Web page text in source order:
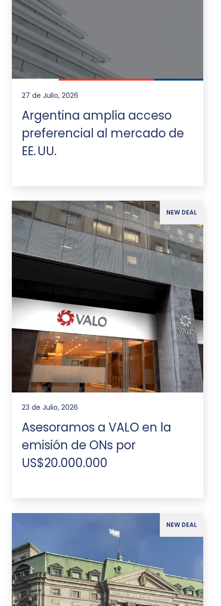
27 de Julio, 2026
Argentina amplía acceso
preferencial al mercado de
EE. UU.
NEW DEAL
23 de Julio, 2026
Asesoramos a VALO en la
emisión de ONs por
US$20.000.000
NEW DEAL